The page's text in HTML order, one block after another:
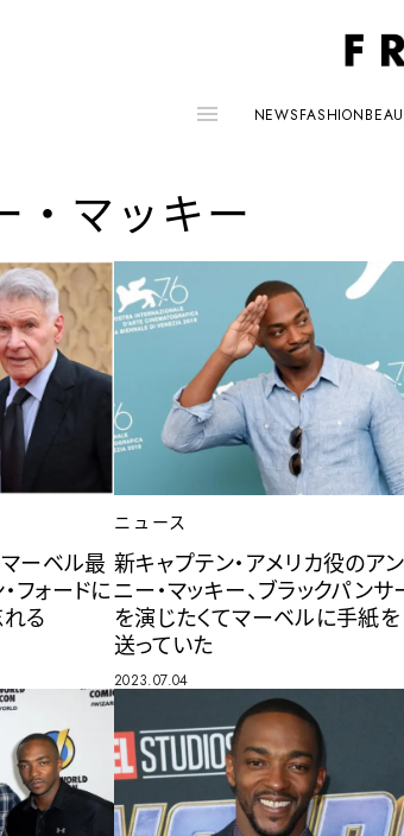
NEWSFASHION
・マッキー
マーベル最
フォードに
る
ニュース
新キャプテン・アメリカ役のア
ニー・マッキー、ブラックパンサ
を演じたくてマーベルに手紙を
送っていた
2023.07.04